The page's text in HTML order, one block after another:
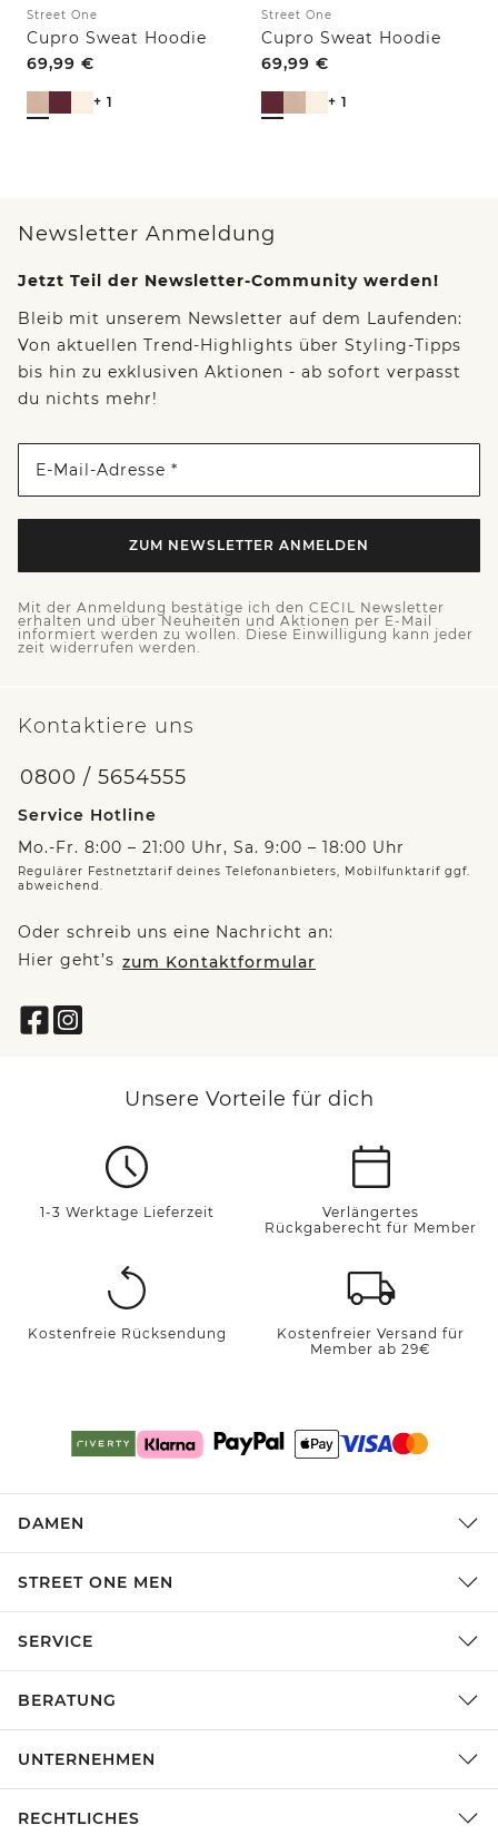
Street One
Cupro Sweat Hoodie
69,99 €
+ 1
Street One
Cupro Sweat Hoodie
69,99 €
+ 1
Newsletter Anmeldung
Jetzt Teil der Newsletter-Community werden!
Bleib mit unserem Newsletter auf dem Laufenden:
Von aktuellen Trend-Highlights über Styling-Tipps
bis hin zu exklusiven Aktionen - ab sofort verpasst
du nichts mehr!
E-Mail-Adresse *
ZUM NEWSLETTER ANMELDEN
Mit der Anmeldung bestätige ich den CECIL Newsletter
erhalten und über Neuheiten und Aktionen per E-Mail
informiert werden zu wollen. Diese Einwilligung kann jeder
zeit widerrufen werden.
Kontaktiere uns
0800 / 5654555
Service Hotline
Mo.-Fr. 8:00 – 21:00 Uhr, Sa. 9:00 – 18:00 Uhr
Regulärer Festnetztarif deines Telefonanbieters, Mobilfunktarif ggf.
abweichend.
Oder schreib uns eine Nachricht an:
Hier geht’s zum Kontaktformular
Unsere Vorteile für dich
1-3 Werktage Lieferzeit
Verlängertes
Rückgaberecht für Member
Kostenfreie Rücksendung
Kostenfreier Versand für
Member ab 29€
DAMEN
STREET ONE MEN
SERVICE
BERATUNG
UNTERNEHMEN
RECHTLICHES